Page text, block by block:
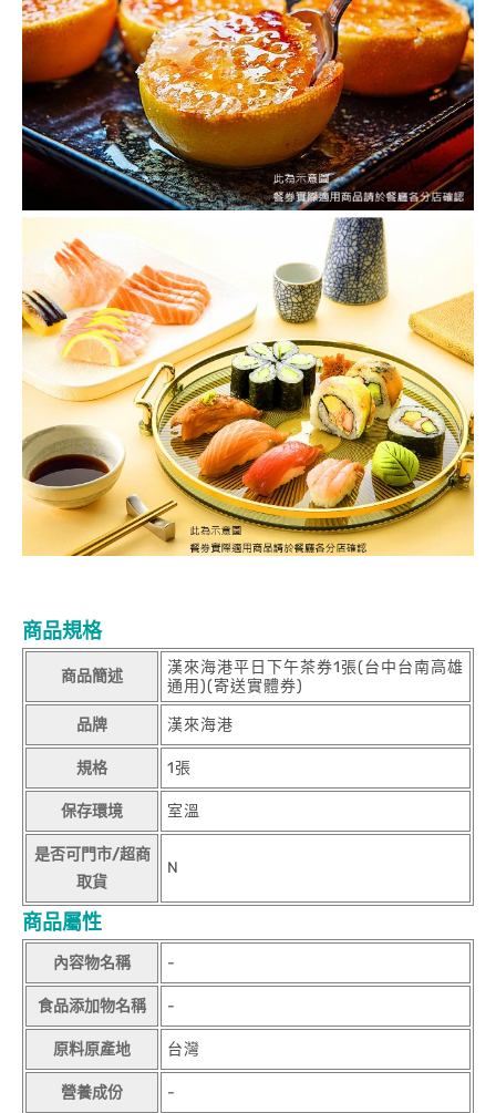
商品規格
商品簡述
漢來海港平日下午茶券1張(台中台南高雄
通用)(寄送實體券)
品牌 漢來海港
規格 1張
保存環境 室溫
是否可門市/超商
取貨
N
商品屬性
內容物名稱 -
食品添加物名稱 -
原料原產地 台灣
營養成份 -